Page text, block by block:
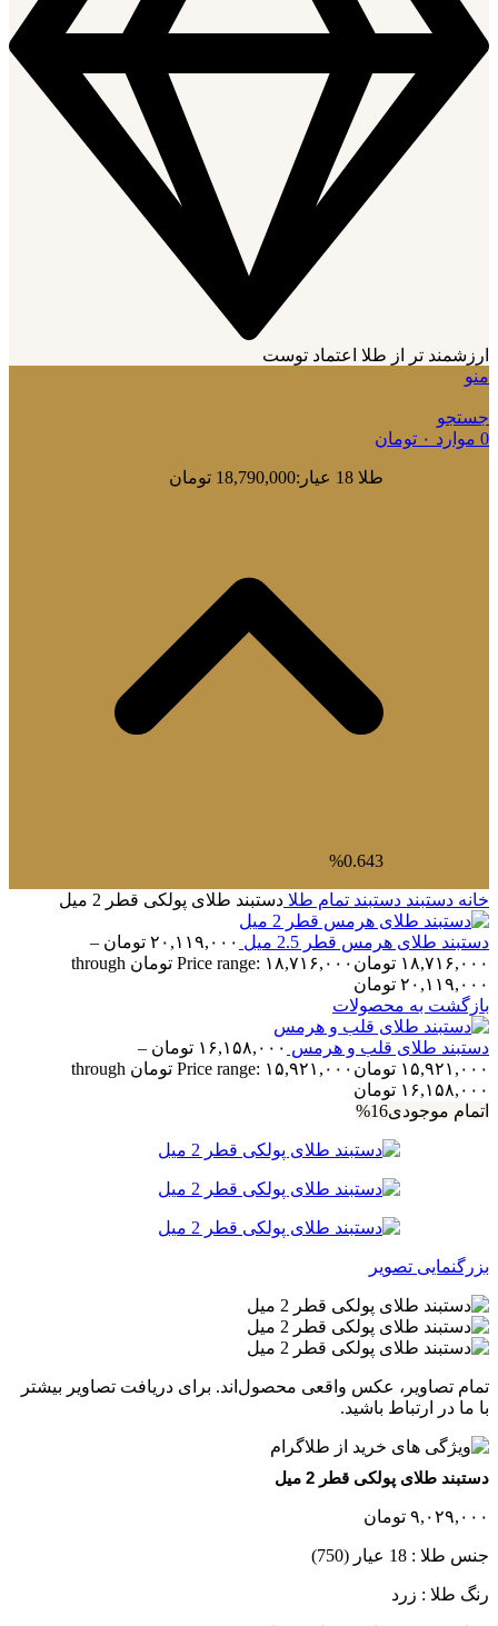
ارزشمند تر از طلا اعتماد توست
منو
جستجو
0 موارد ۰ تومان
طلا 18 عیار: 18,790,000 تومان
0.643%
خانه دستبند دستبند تمام طلا دستبند طلای پولکی قطر 2 میل
دستبند طلای هرمس قطر 2.5 میل ۲۰,۱۱۹,۰۰۰ تومان –
۱۸,۷۱۶,۰۰۰ تومان
Price range: ۱۸,۷۱۶,۰۰۰ تومان through
۲۰,۱۱۹,۰۰۰ تومان
بازگشت به محصولات
دستبند طلای قلب و هرمس ۱۶,۱۵۸,۰۰۰ تومان –
۱۵,۹۲۱,۰۰۰ تومان
Price range: ۱۵,۹۲۱,۰۰۰ تومان through
۱۶,۱۵۸,۰۰۰ تومان
اتمام موجودی16%
بزرگنمایی تصویر
تمام تصاویر، عکس واقعی محصول‌اند. برای دریافت تصاویر بیشتر
با ما در ارتباط باشید.
دستبند طلای پولکی قطر 2 میل
۹,۰۲۹,۰۰۰ تومان
جنس طلا : 18 عیار (750)
رنگ طلا : زرد